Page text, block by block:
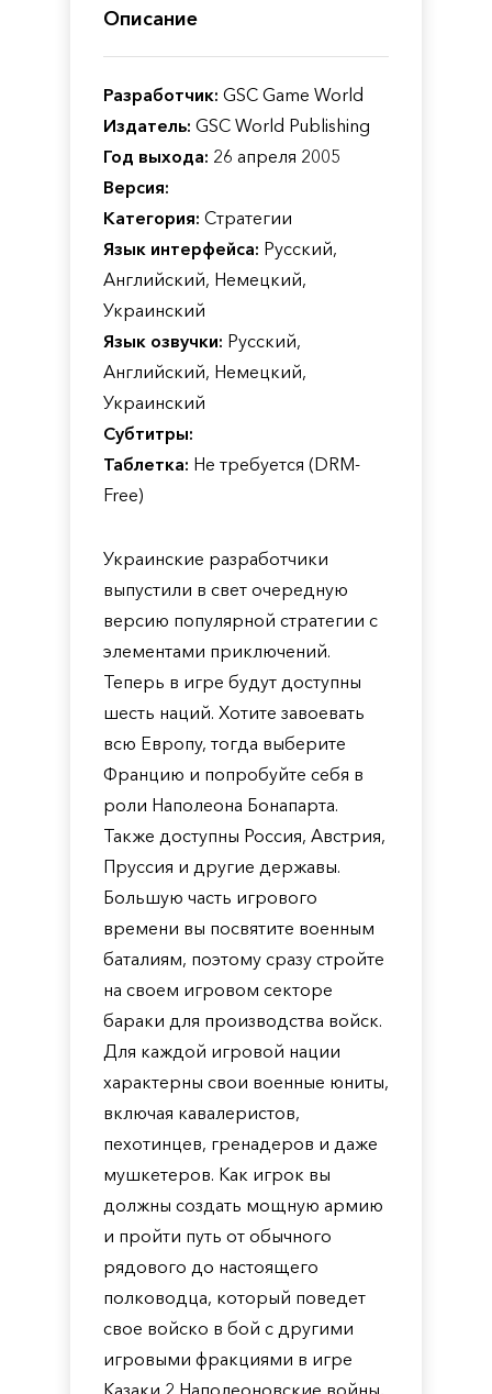
Описание
Разработчик: GSC Game World
Издатель: GSC World Publishing
Год выхода: 26 апреля 2005
Версия:
Категория: Стратегии
Язык интерфейса: Русский,
Английский, Немецкий,
Украинский
Язык озвучки: Русский,
Английский, Немецкий,
Украинский
Субтитры:
Таблетка: Не требуется (DRM-
Free)
Украинские разработчики
выпустили в свет очередную
версию популярной стратегии с
элементами приключений.
Теперь в игре будут доступны
шесть наций. Хотите завоевать
всю Европу, тогда выберите
Францию и попробуйте себя в
роли Наполеона Бонапарта.
Также доступны Россия, Австрия,
Пруссия и другие державы.
Большую часть игрового
времени вы посвятите военным
баталиям, поэтому сразу стройте
на своем игровом секторе
бараки для производства войск.
Для каждой игровой нации
характерны свои военные юниты,
включая кавалеристов,
пехотинцев, гренадеров и даже
мушкетеров. Как игрок вы
должны создать мощную армию
и пройти путь от обычного
рядового до настоящего
полководца, который поведет
свое войско в бой с другими
игровыми фракциями в игре
Казаки 2 Наполеоновские войны,